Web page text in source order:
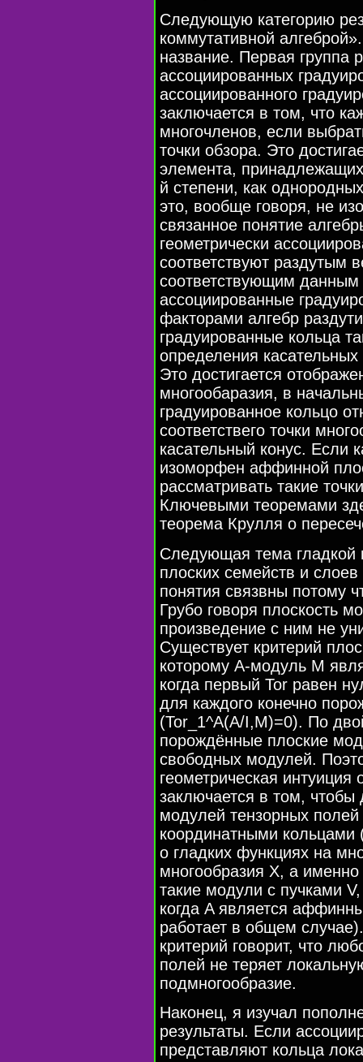
Следующую категорию
коммутативной
название. Первая группа
ассоциированных
ассоциированного
заключается в том, что
многочленов, если
точки обзора. Это
элемента,
й степени, как
это, вообще говоря, не
связанное понятие
геометрически
соответствуют раздутым
соответствующим данным
ассоциированные
факторами алгебр
градуированные кольца
определения касательных
Это достигается
многообаразия, в
градуированное кольцо
соответствего точки
касательный конус. Если
изоморфен аффинной
рассматривать такие
Ключевыми теоремами
теорема Крулля о
Следующая тема гладкой
плоских семейств и
понятия связвны потому
Грубо говоря плоскость
произведение с ним не
Существует критерий
которому A-модуль M
когда первый Tor равен
для каждого конечно
(Tor_1^A(A/I,M)=0). По
порождённые плоские
свободных модулей.
геометрическая
заключается в том,
модулей тензорных
координатными кольцами
о гладких функциях на
многообразия X, а
такие модули с пучками
когда A является
работает в общем
критерий говорит, что
полей не теряет
подмногообразие.
Наконец, я изучал
результаты. Если
представляют кольца